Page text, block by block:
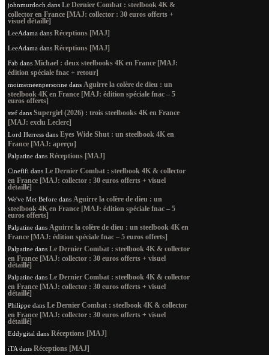
johnmurdoch dans Le Dernier Combat : steelbook 4K &
collector en France [MAJ: collector : 30 euros offerts +
visuel détaillé]
LeeAdama dans Réceptions [MAJ]
LeeAdama dans Réceptions [MAJ]
Fab dans Michael : deux steelbooks 4K en France [MAJ:
édition spéciale fnac + retour]
moimemeenpersonne dans Aguirre la colère de dieu : un
steelbook 4K en France [MAJ: édition spéciale fnac – 5
euros offerts]
stef dans Supergirl (2026) : trois steelbooks 4K en France
[MAJ: exclu Leclerc]
Lord Herress dans Eyes Wide Shut : un steelbook 4K en
France [MAJ: aperçu]
Palpatine dans Réceptions [MAJ]
Cinefifi dans Le Dernier Combat : steelbook 4K & collector
en France [MAJ: collector : 30 euros offerts + visuel
détaillé]
We've Met Before dans Aguirre la colère de dieu : un
steelbook 4K en France [MAJ: édition spéciale fnac – 5
euros offerts]
Palpatine dans Aguirre la colère de dieu : un steelbook 4K en
France [MAJ: édition spéciale fnac – 5 euros offerts]
Palpatine dans Le Dernier Combat : steelbook 4K & collector
en France [MAJ: collector : 30 euros offerts + visuel
détaillé]
Palpatine dans Le Dernier Combat : steelbook 4K & collector
en France [MAJ: collector : 30 euros offerts + visuel
détaillé]
Philippe dans Le Dernier Combat : steelbook 4K & collector
en France [MAJ: collector : 30 euros offerts + visuel
détaillé]
Eddygital dans Réceptions [MAJ]
iTA dans Réceptions [MAJ]